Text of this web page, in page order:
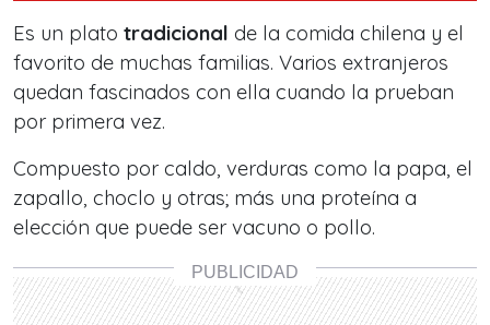
Es un plato tradicional de la comida chilena y el
favorito de muchas familias. Varios extranjeros
quedan fascinados con ella cuando la prueban
por primera vez.
Compuesto por caldo, verduras como la papa, el
zapallo, choclo y otras; más una proteína a
elección que puede ser vacuno o pollo.